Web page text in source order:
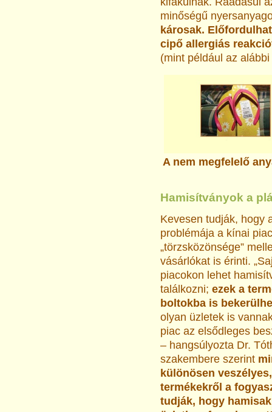
minőségű
károsak.
cipő allergiás
(mint például az
A nem megfelelő
Hamisítványok a
Kevesen tudják, hogy
problémája a kínai
„törzsközönsége”
vásárlókat is érinti.
piacokon lehet
találkozni; ezek a
boltokba is
olyan üzletek is
piac az elsődleges
– hangsúlyozta Dr.
szakembere szerint
különösen
termékekről a
tudják, hogy